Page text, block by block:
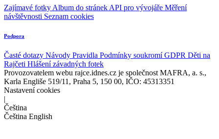
Zajímavé fotky Album do stránek API pro vývojáře Měření
návštěvnosti Seznam cookies
Podpora
Časté dotazy Návody Pravidla Podmínky soukromíGDPR Děti na
Rajčeti Hlášení závadných fotek
Provozovatelem webu rajce.idnes.cz je společnost MAFRA, a. s.,
Karla Engliše 519/11, Praha 5, 150 00, IČO: 45313351
Nastavení cookies
|
Čeština
Čeština English